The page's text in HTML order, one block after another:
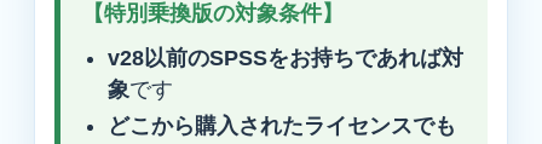
【特別乗換版の対象条件】
v28以前のSPSSをお持ちであれば対
象です
どこから購入されたライセンスでも